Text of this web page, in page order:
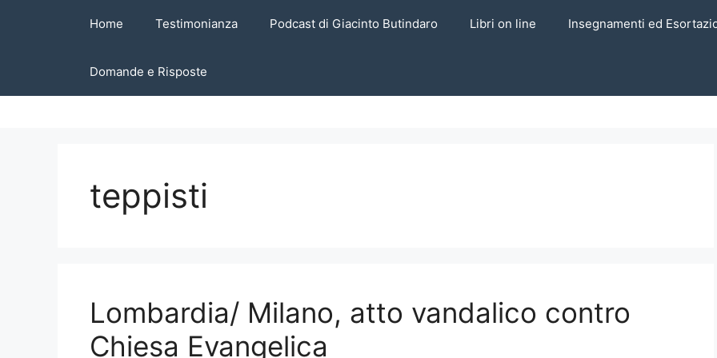
Home Testimonianza Podcast di Giacinto Butindaro Libri on line Insegnamenti ed
Domande e Risposte
teppisti
Lombardia/ Milano, atto vandalico contro
Chiesa Evangelica